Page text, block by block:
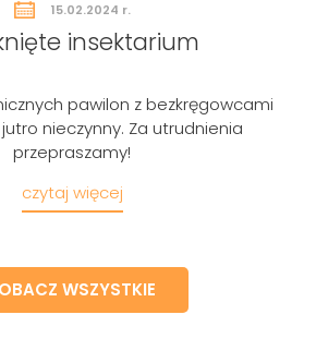
15.02.2024 r.
insektarium
pawilon z bezkręgowcami
nieczynny. Za utrudnienia
przepraszamy!
czytaj więcej
WSZYSTKIE